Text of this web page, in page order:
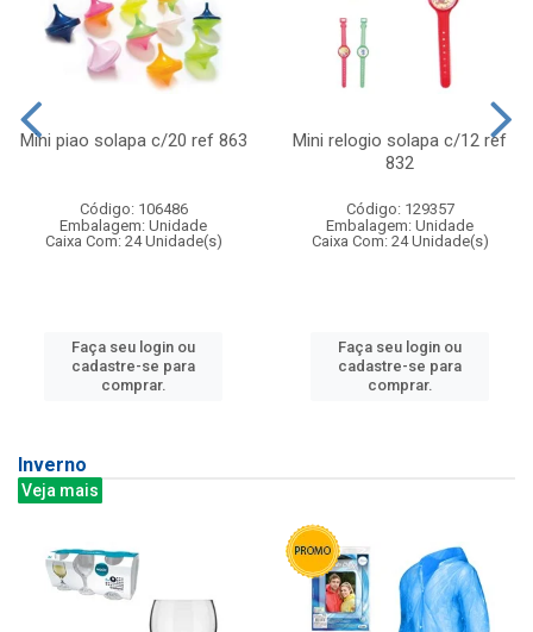
Mini piao solapa c/20 ref 863
Código: 106486
Embalagem: Unidade
Caixa Com: 24 Unidade(s)
Faça seu login ou
cadastre-se para
comprar.
Mini relogio solapa c/12 ref
832
Código: 129357
Embalagem: Unidade
Caixa Com: 24 Unidade(s)
Faça seu login ou
cadastre-se para
comprar.
Inverno
Veja mais